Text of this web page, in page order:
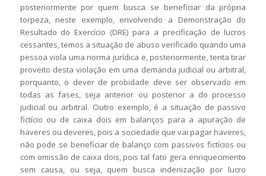
posteriormente por quem busca se beneficiar da própria
torpeza, neste exemplo, envolvendo a Demonstração do
Resultado do Exercício (DRE) para a precificação de lucros
cessantes, temos a situação de abuso verificado quando uma
pessoa viola uma norma jurídica e, posteriormente, tenta tirar
proveito desta violação em uma demanda judicial ou arbitral,
porquanto, o dever de probidade deve ser observado em
todas as fases, seja anterior ou posterior a do processo
judicial ou arbitral. Outro exemplo, é a situação de passivo
fictício ou de caixa dois em balanços para a apuração de
haveres ou deveres, pois a sociedade que vai pagar haveres,
não pode se beneficiar de balanço com passivos fictícios ou
com omissão de caixa dois, pois tal fato gera enriquecimento
sem causa, ou seja, quem busca indenização por lucro